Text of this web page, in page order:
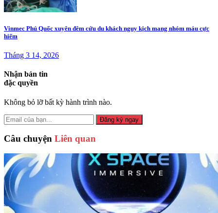
Vinmec Phú Quốc xuyên đêm cứu du khách nguy kịch mang nhóm máu cực
hiếm
Tháng 3 14, 2026
Nhận bản tin
đặc quyền
Không bỏ lỡ bất kỳ hành trình nào.
Đăng ký ngay
Câu chuyện Liên quan